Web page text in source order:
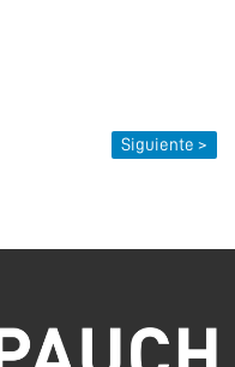
Siguiente >